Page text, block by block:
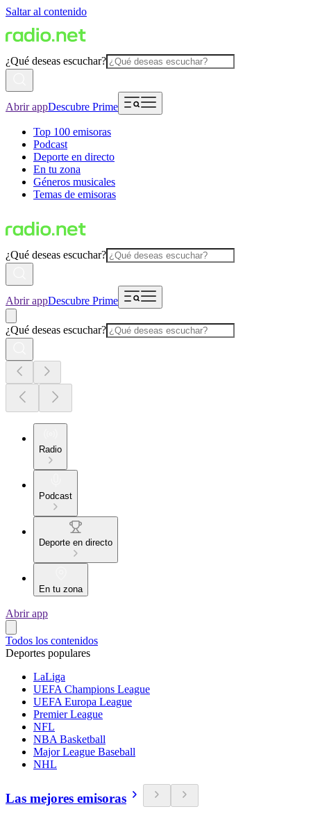
Saltar al contenido
¿Qué deseas escuchar?
Abrir appDescubre Prime
Top 100 emisoras
Podcast
Deporte en directo
En tu zona
Géneros musicales
Temas de emisoras
¿Qué deseas escuchar?
Abrir appDescubre Prime
¿Qué deseas escuchar?
Radio
Podcast
Deporte en directo
En tu zona
Abrir app
Todos los contenidos
Deportes populares
LaLiga
UEFA Champions League
UEFA Europa League
Premier League
NFL
NBA Basketball
Major League Baseball
NHL
Las mejores emisoras